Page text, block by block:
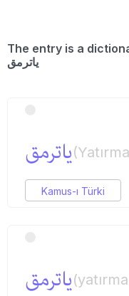
The entry is a
یاترمق
یاترمق
Kamus-ı Türki
یاترمق